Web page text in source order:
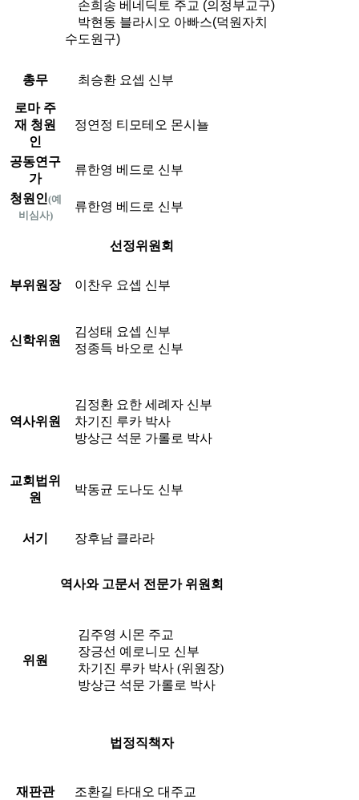
손희송 베네딕토 주교 (의정부교구)
박현동 블라시오 아빠스(덕원자치
수도원구)
총무 최승환 요셉 신부
로마 주
재 청원
인
정연정 티모테오 몬시뇰
공동연구
가
류한영 베드로 신부
청원인(예
비심사)
류한영 베드로 신부
선정위원회
부위원장 이찬우 요셉 신부
신학위원
김성태 요셉 신부
정종득 바오로 신부
역사위원
김정환 요한 세례자 신부
차기진 루카 박사
방상근 석문 가롤로 박사
교회법위
원
박동균 도나도 신부
서기 장후남 클라라
역사와 고문서 전문가 위원회
위원
김주영 시몬 주교
장긍선 예로니모 신부
차기진 루카 박사 (위원장)
방상근 석문 가롤로 박사
법정직책자
재판관 조환길 타대오 대주교